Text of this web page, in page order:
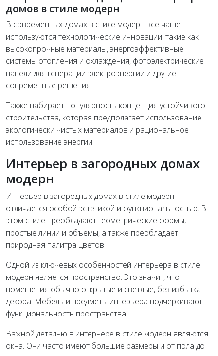
домов в стиле модерн
В современных домах в стиле модерн все чаще
используются технологические инновации, такие как
высокопрочные материалы, энергоэффективные
системы отопления и охлаждения, фотоэлектрические
панели для генерации электроэнергии и другие
современные решения.
Также набирает популярность концепция устойчивого
строительства, которая предполагает использование
экологически чистых материалов и рациональное
использование энергии.
Интерьер в загородных домах
модерн
Интерьер в загородных домах в стиле модерн
отличается особой эстетикой и функциональностью. В
этом стиле преобладают геометрические формы,
простые линии и объемы, а также преобладает
природная палитра цветов.
Одной из ключевых особенностей интерьера в стиле
модерн является пространство. Это значит, что
помещения обычно открытые и светлые, без избытка
декора. Мебель и предметы интерьера подчеркивают
функциональность пространства.
Важной деталью в интерьере в стиле модерн являются
окна. Они часто имеют большие размеры и от пола до